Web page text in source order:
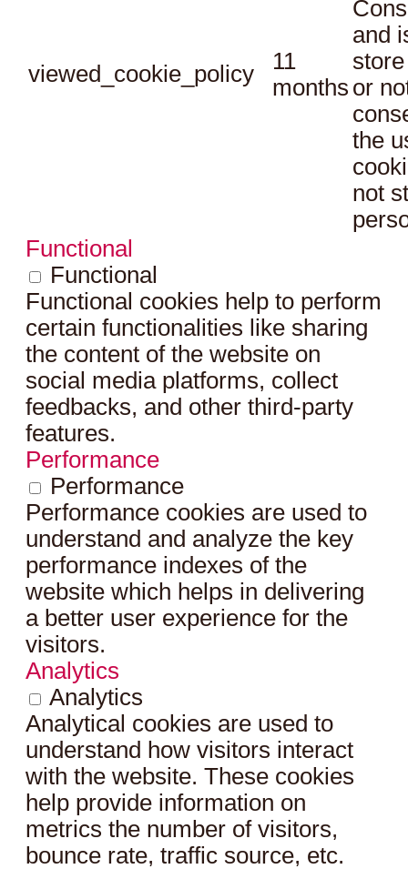
viewed_cookie_policy
11
months
and
or
the
not
Functional
Functional
Functional cookies help to perform
certain functionalities like sharing
the content of the website on
social media platforms, collect
feedbacks, and other third-party
features.
Performance
Performance
Performance cookies are used to
understand and analyze the key
performance indexes of the
website which helps in delivering
a better user experience for the
visitors.
Analytics
Analytics
Analytical cookies are used to
understand how visitors interact
with the website. These cookies
help provide information on
metrics the number of visitors,
bounce rate, traffic source, etc.